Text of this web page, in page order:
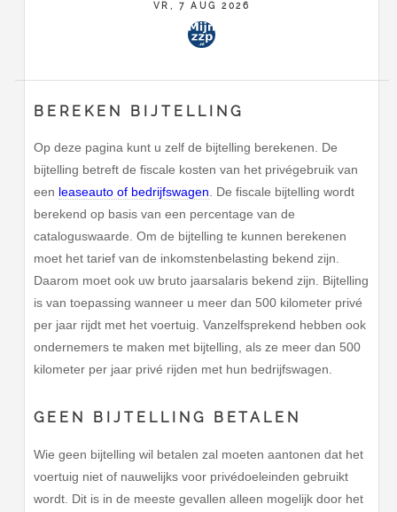
VR, 7 AUG 2026
BEREKEN BIJTELLING
Op deze pagina kunt u zelf de bijtelling berekenen. De
bijtelling betreft de fiscale kosten van het privégebruik van
een leaseauto of bedrijfswagen. De fiscale bijtelling wordt
berekend op basis van een percentage van de
cataloguswaarde. Om de bijtelling te kunnen berekenen
moet het tarief van de inkomstenbelasting bekend zijn.
Daarom moet ook uw bruto jaarsalaris bekend zijn. Bijtelling
is van toepassing wanneer u meer dan 500 kilometer privé
per jaar rijdt met het voertuig. Vanzelfsprekend hebben ook
ondernemers te maken met bijtelling, als ze meer dan 500
kilometer per jaar privé rijden met hun bedrijfswagen.
GEEN BIJTELLING BETALEN
Wie geen bijtelling wil betalen zal moeten aantonen dat het
voertuig niet of nauwelijks voor privédoeleinden gebruikt
wordt. Dit is in de meeste gevallen alleen mogelijk door het